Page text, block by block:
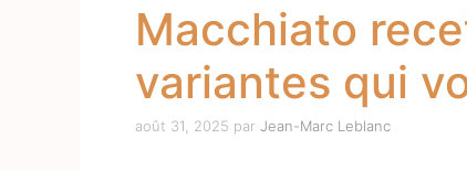
Macchiato
variantes qui
août 31, 2025 par Jean-Marc Leblanc